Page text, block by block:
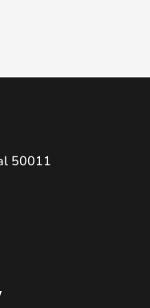
50011